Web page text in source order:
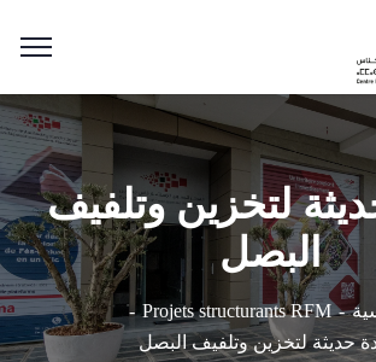
لتخزين وتلفيف
البصل
Projets structurants RFM
حديثة لتخزين وتلفيف البصل